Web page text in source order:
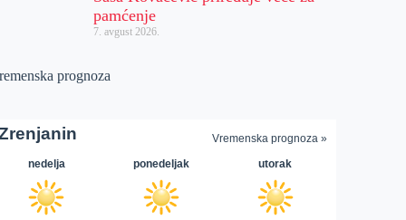
pamćenje
7. avgust 2026.
prognoza